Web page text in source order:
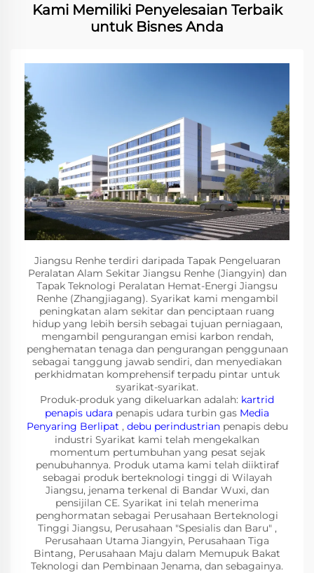
Kami Memiliki Penyelesaian Terbaik
untuk Bisnes Anda
Jiangsu Renhe terdiri daripada Tapak Pengeluaran
Peralatan Alam Sekitar Jiangsu Renhe (Jiangyin) dan
Tapak Teknologi Peralatan Hemat-Energi Jiangsu
Renhe (Zhangjiagang). Syarikat kami mengambil
peningkatan alam sekitar dan penciptaan ruang
hidup yang lebih bersih sebagai tujuan perniagaan,
mengambil pengurangan emisi karbon rendah,
penghematan tenaga dan pengurangan penggunaan
sebagai tanggung jawab sendiri, dan menyediakan
perkhidmatan komprehensif terpadu pintar untuk
syarikat-syarikat.
Produk-produk yang dikeluarkan adalah: kartrid
penapis udara penapis udara turbin gas Media
Penyaring Berlipat , debu perindustrian penapis debu
industri Syarikat kami telah mengekalkan
momentum pertumbuhan yang pesat sejak
penubuhannya. Produk utama kami telah diiktiraf
sebagai produk berteknologi tinggi di Wilayah
Jiangsu, jenama terkenal di Bandar Wuxi, dan
pensijilan CE. Syarikat ini telah menerima
penghormatan sebagai Perusahaan Berteknologi
Tinggi Jiangsu, Perusahaan "Spesialis dan Baru" ,
Perusahaan Utama Jiangyin, Perusahaan Tiga
Bintang, Perusahaan Maju dalam Memupuk Bakat
Teknologi dan Pembinaan Jenama, dan sebagainya.